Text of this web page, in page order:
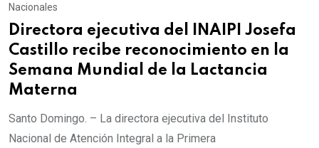
Nacionales
Directora ejecutiva del INAIPI Josefa
Castillo recibe reconocimiento en la
Semana Mundial de la Lactancia
Materna
Santo Domingo. – La directora ejecutiva del Instituto
Nacional de Atención Integral a la Primera